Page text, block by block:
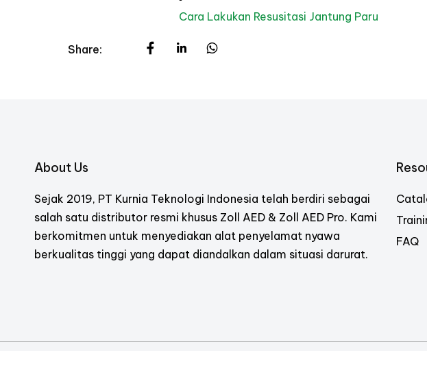
Cara Lakukan Resusitasi Jantung Paru
Share:
About Us
Sejak 2019, PT Kurnia Teknologi Indonesia telah berdiri sebagai
salah satu distributor resmi khusus Zoll AED & Zoll AED Pro. Kami
berkomitmen untuk menyediakan alat penyelamat nyawa
berkualitas tinggi yang dapat diandalkan dalam situasi darurat.
FAQ